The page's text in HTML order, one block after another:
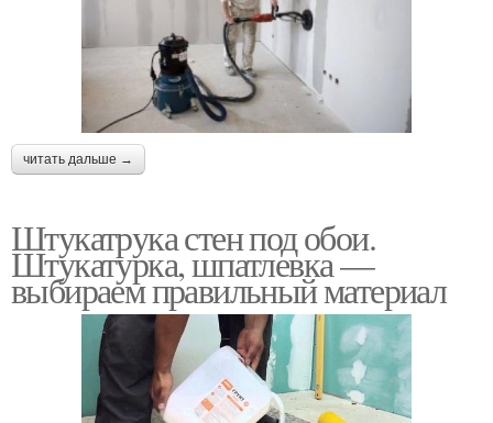
читать дальше →
Штукатрука стен под обои.
Штукатурка, шпатлевка —
выбираем правильный материал